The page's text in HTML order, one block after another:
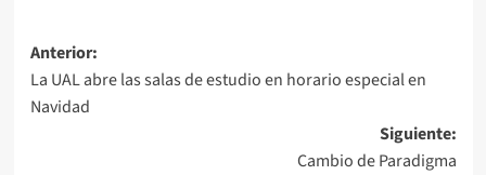
Navegación
de
entradas
Anterior:
La UAL abre las salas de estudio en horario especial en
Navidad
Siguiente:
Cambio de Paradigma